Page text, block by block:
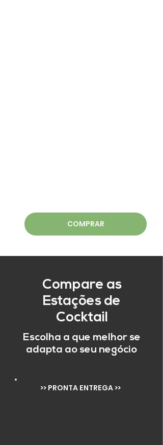
COMPRAR
Compare as
Estações de
Cocktail
Escolha a que melhor se
adapta ao seu negócio
>> PRONTA ENTREGA >>